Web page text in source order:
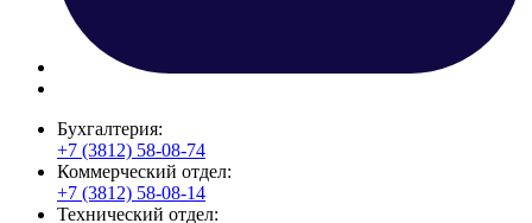
Бухгалтерия:
+7 (3812) 58-08-74
Коммерческий отдел:
+7 (3812) 58-08-14
Технический отдел: